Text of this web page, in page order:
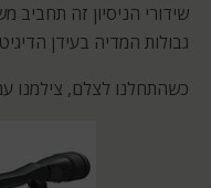
שידורי הניסיון זה תחביב
גבולות המדיה בעידן
כשהתחלנו לצלם, צילמנו